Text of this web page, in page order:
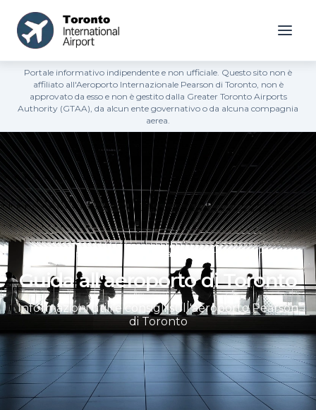
Portale informativo indipendente e non ufficiale. Questo sito non è
affiliato all'Aeroporto Internazionale Pearson di Toronto, non è
approvato da esso e non è gestito dalla Greater Toronto Airports
Authority (GTAA), da alcun ente governativo o da alcuna compagnia
aerea.
Pagina principale Guida all'aeroporto di Toronto
Guida all'aeroporto di Toronto
Informazioni utili e consigli sull'aeroporto Pearson
di Toronto